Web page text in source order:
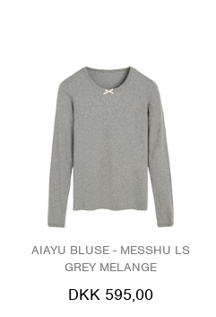
AIAYU BLUSE - MESSHU LS
GREY MELANGE
DKK 595,00